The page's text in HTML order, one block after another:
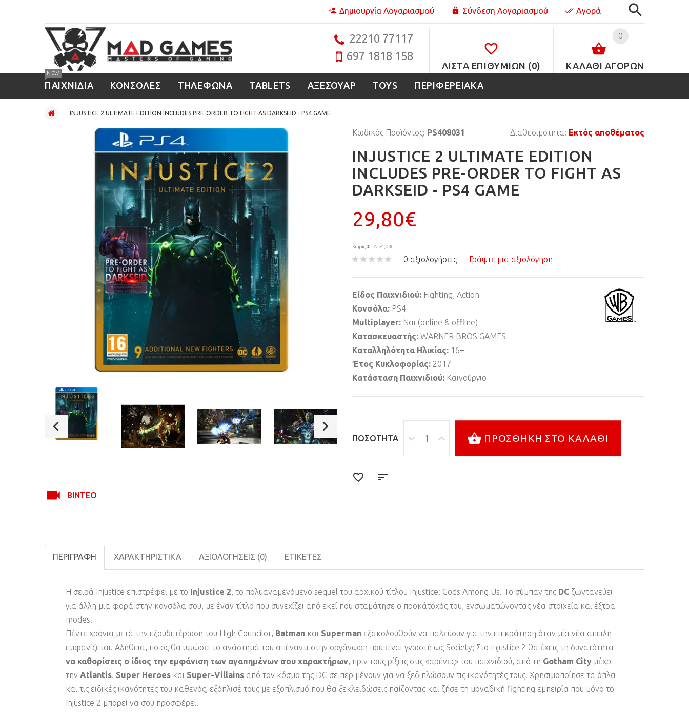
Δημιουργία Λογαριασμού Σύνδεση Λογαριασμού Αγορά
0
ΚΑΛΑΘΙ ΑΓΟΡΩΝ
ΛΊΣΤΑ ΕΠΙΘΥΜΙΏΝ (0)
22210 77117
697 1818 158
ΠΑΙΧΝΙΔΙΑ
NEW
ΚΟΝΣΟΛΕΣ ΤΗΛΕΦΩΝΑ TABLETS ΑΞΕΣΟΥΑΡ TOYS ΠΕΡΙΦΕΡΕΙΑΚΑ
INJUSTICE 2 ULTIMATE EDITION INCLUDES PRE-ORDER TO FIGHT AS DARKSEID - PS4 GAME
ΒΊΝΤΕΟ
Κωδικός Προϊόντος: PS408031 Διαθεσιμότητα: Εκτός αποθέματος
INJUSTICE 2 ULTIMATE EDITION
INCLUDES PRE-ORDER TO FIGHT AS
DARKSEID - PS4 GAME
29,80€
Χωρίς ΦΠΑ: 24,03€
0 αξιολογήσεις Γράψτε μια αξιολόγηση
Είδος Παιχνιδιού: Fighting, Action
Κονσόλα: PS4
Multiplayer: Ναι (online & offline)
Κατασκευαστής: WARNER BROS GAMES
Καταλληλότητα Ηλικίας: 16+
Έτος Κυκλοφορίας: 2017
Κατάσταση Παιχνιδιού: Καινούργιο
ΠΟΣΌΤΗΤΑ ΠΡΟΣΘΉΚΗ ΣΤΟ ΚΑΛΆΘΙ
ΠΕΡΙΓΡΑΦΉ ΧΑΡΑΚΤΗΡΙΣΤΙΚΆ ΑΞΙΟΛΟΓΉΣΕΙΣ (0) ΕΤΙΚΈΤΕΣ
Η σειρά Injustice επιστρέφει με το Injustice 2, το πολυαναμενόμενο sequel του αρχικού τίτλου Injustice: Gods Among Us. Το σύμπαν της DC ζωντανεύει
για άλλη μια φορά στην κονσόλα σου, με έναν τίτλο που συνεχίζει από εκεί που σταμάτησε ο προκάτοχός του, ενσωματώνοντας νέα στοιχεία και έξτρα
modes.
Πέντε χρόνια μετά την εξουδετέρωση του High Councilor, Batman και Superman εξακολουθούν να παλεύουν για την επικράτηση όταν μία νέα απειλή
εμφανίζεται. Αλήθεια, ποιος θα υψώσει το ανάστημά του απέναντι στην οργάνωση που είναι γνωστή ως Society; Στο Injustice 2 θα έχεις τη δυνατότητα
να καθορίσεις ο ίδιος την εμφάνιση των αγαπημένων σου χαρακτήρων, πριν τους ρίξεις στις «αρένες» του παιχνιδιού, από τη Gotham City μέχρι
την Atlantis. Super Heroes και Super-Villains από τον κόσμο της DC σε περιμένουν για να ξεδιπλώσουν τις ικανότητές τους. Χρησιμοποίησε τα όπλα
και τις ειδικές ικανότητες του καθενός, εξόπλισέ τους με εξοπλισμό που θα ξεκλειδώσεις παίζοντας και ζήσε τη μοναδική fighting εμπειρία που μόνο το
Injustice 2 μπορεί να σου προσφέρει.